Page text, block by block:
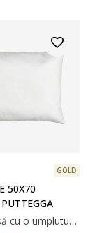
GOLD
50X70
Pernă luxoasă cu o umplutură moale antibacteriană din fibră de bambus și holofiber. Temperatură spălare: 40°C. 50x70cm